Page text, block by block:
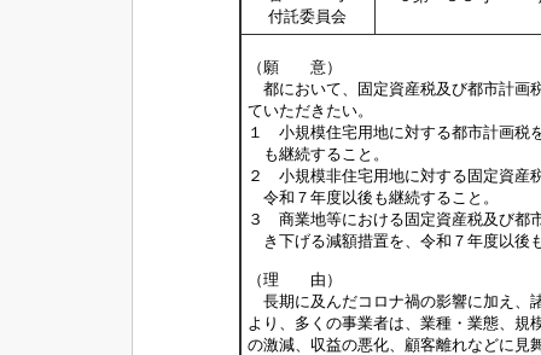
付託委員会
（願 意）
都において、固定資産税及び都市計画
ていただきたい。
１ 小規模住宅用地に対する都市計画税
も継続すること。
２ 小規模非住宅用地に対する固定資産
令和７年度以後も継続すること。
３ 商業地等における固定資産税及び都
き下げる減額措置を、令和７年度以後
（理 由）
長期に及んだコロナ禍の影響に加え、
より、多くの事業者は、業種・業態、規
の激減、収益の悪化、顧客離れなどに見